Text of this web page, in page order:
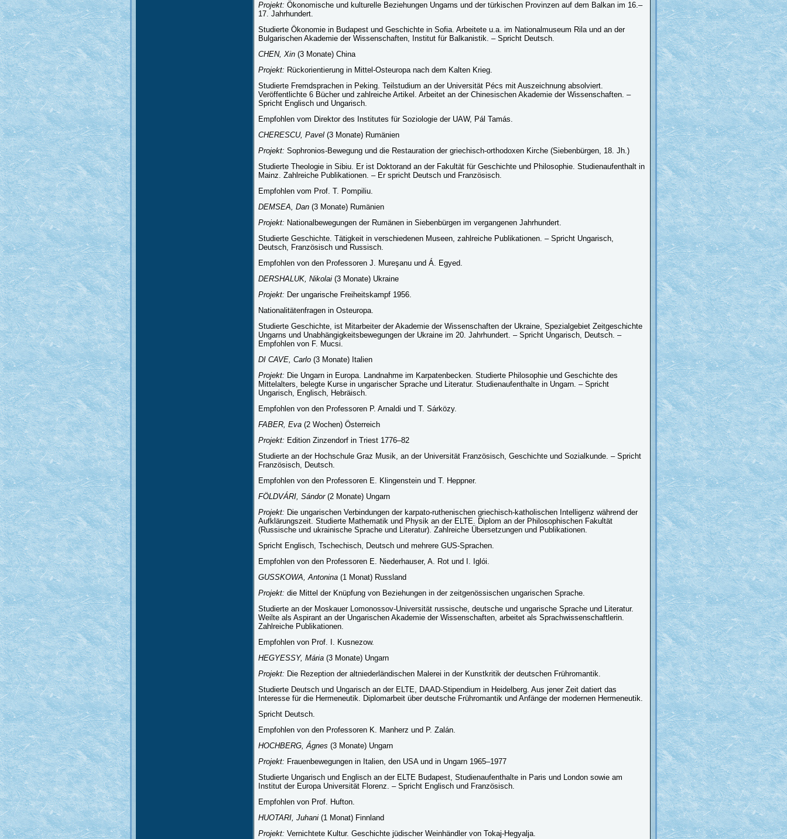
Projekt: Ökonomische und kulturelle Beziehungen Ungarns und der türkischen Provinzen auf dem Balkan im 16.–
17. Jahrhundert.
Studierte Ökonomie in Budapest und Geschichte in Sofia. Arbeitete u.a. im Nationalmuseum Rila und an der
Bulgarischen Akademie der Wissenschaften, Institut für Balkanistik. – Spricht Deutsch.
CHEN, Xin (3 Monate) China
Projekt: Rückorientierung in Mittel-Osteuropa nach dem Kalten Krieg.
Studierte Fremdsprachen in Peking. Teilstudium an der Universität Pécs mit Auszeichnung absolviert.
Veröffentlichte 6 Bücher und zahlreiche Artikel. Arbeitet an der Chinesischen Akademie der Wissenschaften. –
Spricht Englisch und Ungarisch.
Empfohlen vom Direktor des Institutes für Soziologie der UAW, Pál Tamás.
CHERESCU, Pavel (3 Monate) Rumänien
Projekt: Sophronios-Bewegung und die Restauration der griechisch-orthodoxen Kirche (Siebenbürgen, 18. Jh.)
Studierte Theologie in Sibiu. Er ist Doktorand an der Fakultät für Geschichte und Philosophie. Studienaufenthalt in
Mainz. Zahlreiche Publikationen. – Er spricht Deutsch und Französisch.
Empfohlen vom Prof. T. Pompiliu.
DEMSEA, Dan (3 Monate) Rumänien
Projekt: Nationalbewegungen der Rumänen in Siebenbürgen im vergangenen Jahrhundert.
Studierte Geschichte. Tätigkeit in verschiedenen Museen, zahlreiche Publikationen. – Spricht Ungarisch,
Deutsch, Französisch und Russisch.
Empfohlen von den Professoren J. Mureşanu und Á. Egyed.
DERSHALUK, Nikolai (3 Monate) Ukraine
Projekt: Der ungarische Freiheitskampf 1956.
Nationalitätenfragen in Osteuropa.
Studierte Geschichte, ist Mitarbeiter der Akademie der Wissenschaften der Ukraine, Spezialgebiet Zeitgeschichte
Ungarns und Unabhängigkeitsbewegungen der Ukraine im 20. Jahrhundert. – Spricht Ungarisch, Deutsch. –
Empfohlen von F. Mucsi.
DI CAVE, Carlo (3 Monate) Italien
Projekt: Die Ungarn in Europa. Landnahme im Karpatenbecken. Studierte Philosophie und Geschichte des
Mittelalters, belegte Kurse in ungarischer Sprache und Literatur. Studienaufenthalte in Ungarn. – Spricht
Ungarisch, Englisch, Hebräisch.
Empfohlen von den Professoren P. Arnaldi und T. Sárközy.
FABER, Eva (2 Wochen) Österreich
Projekt: Edition Zinzendorf in Triest 1776–82
Studierte an der Hochschule Graz Musik, an der Universität Französisch, Geschichte und Sozialkunde. – Spricht
Französisch, Deutsch.
Empfohlen von den Professoren E. Klingenstein und T. Heppner.
FÖLDVÁRI, Sándor(2 Monate) Ungarn
Projekt: Die ungarischen Verbindungen der karpato-ruthenischen griechisch-katholischen Intelligenz während der
Aufklärungszeit. Studierte Mathematik und Physik an der ELTE. Diplom an der Philosophischen Fakultät
(Russische und ukrainische Sprache und Literatur). Zahlreiche Übersetzungen und Publikationen.
Spricht Englisch, Tschechisch, Deutsch und mehrere GUS-Sprachen.
Empfohlen von den Professoren E. Niederhauser, A. Rot und I. Iglói.
GUSSKOWA, Antonina (1 Monat) Russland
Projekt: die Mittel der Knüpfung von Beziehungen in der zeitgenössischen ungarischen Sprache.
Studierte an der Moskauer Lomonossov-Universität russische, deutsche und ungarische Sprache und Literatur.
Weilte als Aspirant an der Ungarischen Akademie der Wissenschaften, arbeitet als Sprachwissenschaftlerin.
Zahlreiche Publikationen.
Empfohlen von Prof. I. Kusnezow.
HEGYESSY, Mária (3 Monate) Ungarn
Projekt: Die Rezeption der altniederländischen Malerei in der Kunstkritik der deutschen Frühromantik.
Studierte Deutsch und Ungarisch an der ELTE, DAAD-Stipendium in Heidelberg. Aus jener Zeit datiert das
Interesse für die Hermeneutik. Diplomarbeit über deutsche Frühromantik und Anfänge der modernen Hermeneutik.
Spricht Deutsch.
Empfohlen von den Professoren K. Manherz und P. Zalán.
HOCHBERG, Ágnes (3 Monate) Ungarn
Projekt: Frauenbewegungen in Italien, den USA und in Ungarn 1965–1977
Studierte Ungarisch und Englisch an der ELTE Budapest, Studienaufenthalte in Paris und London sowie am
Institut der Europa Universität Florenz. – Spricht Englisch und Französisch.
Empfohlen von Prof. Hufton.
HUOTARI, Juhani (1 Monat) Finnland
Projekt: Vernichtete Kultur. Geschichte jüdischer Weinhändler von Tokaj-Hegyalja.